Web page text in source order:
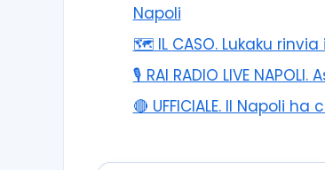
Napoli
🗺️ IL CASO. Lukaku
🎙️ RAI RADIO LIVE
🔴 UFFICIALE. Il Napoli